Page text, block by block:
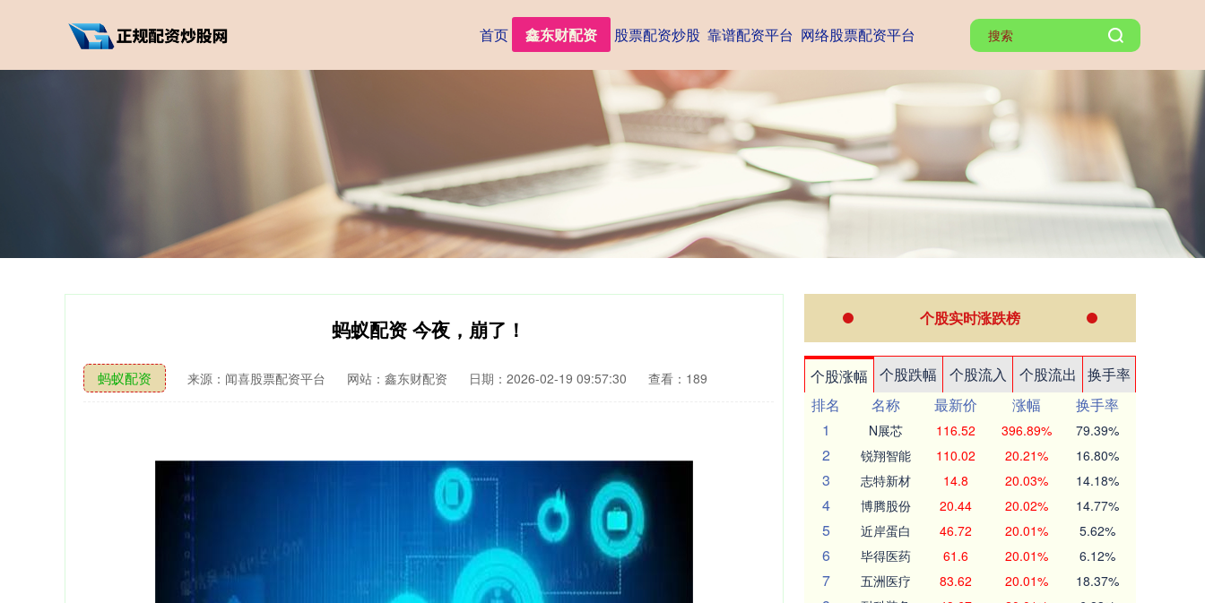
首页 鑫东财配资 股票配资炒股 靠谱配资平台 网络股票配资平台
蚂蚁配资 今夜，崩了！
蚂蚁配资 来源：闻喜股票配资平台 网站：鑫东财配资 日期：2026-02-19 09:57:30 查看：189
个股实时涨跌榜
个股涨幅 个股跌幅 个股流入 个股流出
换手率
排名
名称 最新价 涨幅
换手率
1
N展芯 116.52 396.89% 79.39%
2 锐翔智能 110.02 20.21% 16.80%
3 志特新材 14.8 20.03% 14.18%
4 博腾股份 20.44 20.02% 14.77%
5 近岸蛋白 46.72 20.01% 5.62%
6 毕得医药 61.6 20.01% 6.12%
7 五洲医疗 83.62 20.01% 18.37%